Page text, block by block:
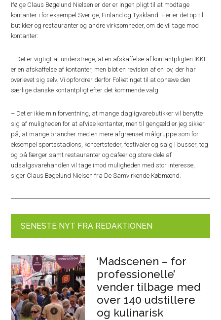
Ifølge Claus Bøgelund Nielsen er der er ingen pligt til at modtage
kontanter i for eksempel Sverige, Finland og Tyskland. Her er det op til
butikker og restauranter og andre virksomheder, om de vil tage mod
kontanter:
– Det er vigtigt at understrege, at en afskaffelse af kontantpligten IKKE
er en afskaffelse af kontanter, men blot en revision af en lov, der har
overlevet sig selv. Vi opfordrer derfor Folketinget til at ophæve den
særlige danske kontantpligt efter det kommende valg.
– Det er ikke min forventning, at mange dagligvarebutikker vil benytte
sig af muligheden for at afvise kontanter, men til gengæld er jeg sikker
på, at mange brancher med en mere afgrænset målgruppe som for
eksempel sportsstadions, koncertsteder, festivaler og salg i busser, tog
og på færger samt restauranter og cafeer og store dele af
udsalgsvarehandlen vil tage imod muligheden med stor interesse,
siger Claus Bøgelund Nielsen fra De Samvirkende Købmænd.
SENESTE NYT FRA REDAKTIONEN
‘Madscenen – for
professionelle’
vender tilbage med
over 140 udstillere
og kulinarisk